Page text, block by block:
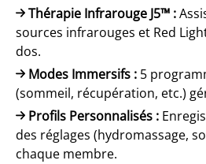
Thérapie Infrarouge J5™ :
sources infrarouges et Red
dos.
Modes Immersifs : 5
(sommeil, récupération, etc.)
Profils Personnalisés :
des réglages (hydromassage,
chaque membre.